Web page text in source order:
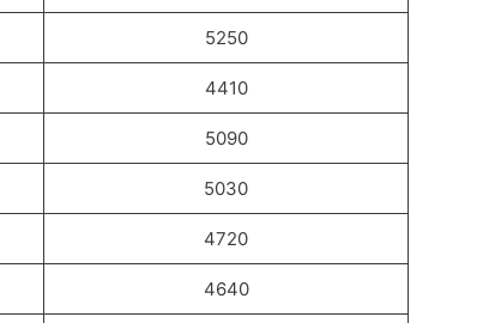
5250
4410
5090
5030
4720
4640